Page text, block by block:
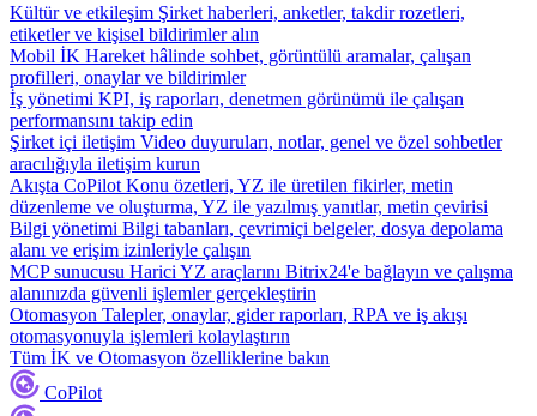
Kültür ve etkileşim Şirket haberleri, anketler, takdir rozetleri,
etiketler ve kişisel bildirimler alın
Mobil İK Hareket hâlinde sohbet, görüntülü aramalar, çalışan
profilleri, onaylar ve bildirimler
İş yönetimi KPI, iş raporları, denetmen görünümü ile çalışan
performansını takip edin
Şirket içi iletişim Video duyuruları, notlar, genel ve özel sohbetler
aracılığıyla iletişim kurun
Akışta CoPilot Konu özetleri, YZ ile üretilen fikirler, metin
düzenleme ve oluşturma, YZ ile yazılmış yanıtlar, metin çevirisi
Bilgi yönetimi Bilgi tabanları, çevrimiçi belgeler, dosya depolama
alanı ve erişim izinleriyle çalışın
MCP sunucusu Harici YZ araçlarını Bitrix24'e bağlayın ve çalışma
alanınızda güvenli işlemler gerçekleştirin
Otomasyon Talepler, onaylar, gider raporları, RPA ve iş akışı
otomasyonuyla işlemleri kolaylaştırın
Tüm İK ve Otomasyon özelliklerine bakın
CoPilot